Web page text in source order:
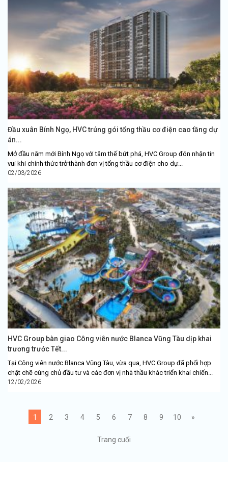
Đầu xuân Bính Ngọ, HVC trúng gói tổng thầu cơ điện cao tầng dự
án...
Mở đầu năm mới Bính Ngọ với tâm thế bứt phá, HVC Group đón nhận tin
vui khi chính thức trở thành đơn vị tổng thầu cơ điện cho dự...
02/03/2026
HVC Group bàn giao Công viên nước Blanca Vũng Tàu dịp khai
trương trước Tết...
Tại Công viên nước Blanca Vũng Tàu, vừa qua, HVC Group đã phối hợp
chặt chẽ cùng chủ đầu tư và các đơn vị nhà thầu khác triển khai chiến...
12/02/2026
1 2 3 4 5 6 7 8 9 10 »
Trang cuối